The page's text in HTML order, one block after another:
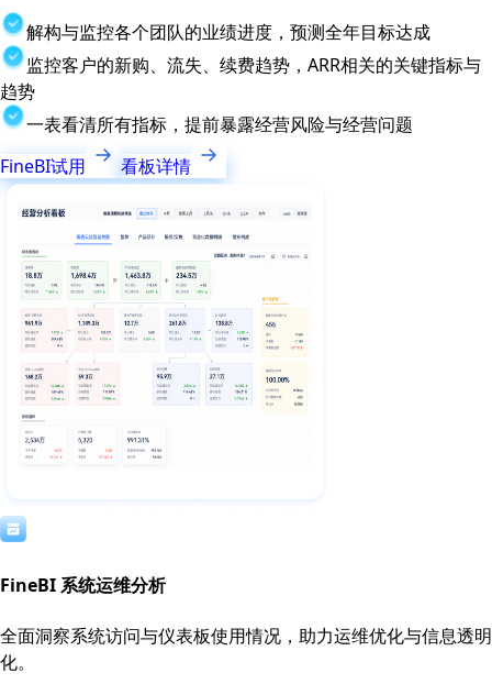
解构与监控各个团队的业绩进度，预测全年目标达成
监控客户的新购、流失、续费趋势，ARR相关的关键指标与
趋势
一表看清所有指标，提前暴露经营风险与经营问题
FineBI试用
看板详情
FineBI 系统运维分析
全面洞察系统访问与仪表板使用情况，助力运维优化与信息透明
化。